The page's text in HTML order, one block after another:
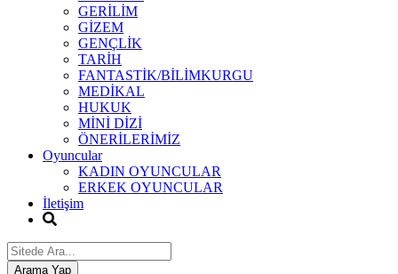
GERİLİM
GİZEM
GENÇLİK
TARİH
FANTASTİK/BİLİMKURGU
MEDİKAL
HUKUK
MİNİ DİZİ
ÖNERİLERİMİZ
Oyuncular
KADIN OYUNCULAR
ERKEK OYUNCULAR
İletişim